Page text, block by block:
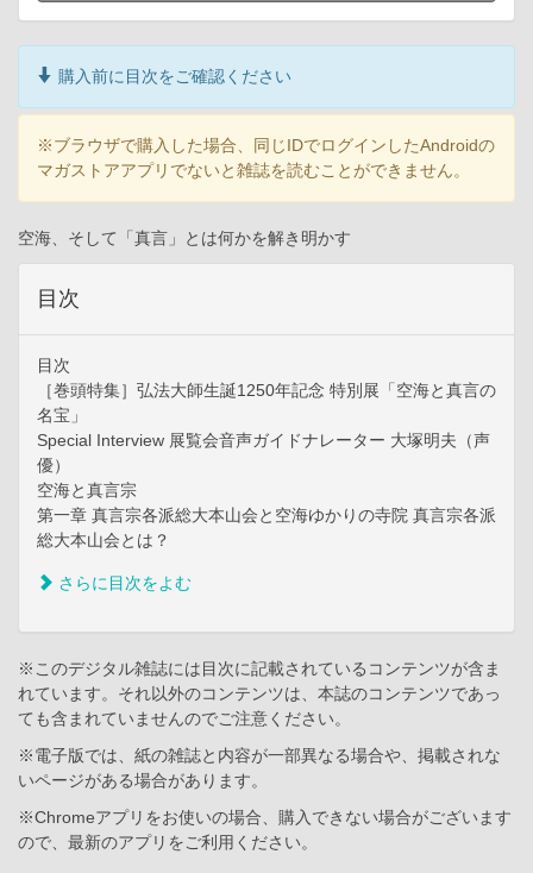
購入前に目次をご確認ください
※ブラウザで購入した場合、同じIDでログインしたAndroidの
マガストアアプリでないと雑誌を読むことができません。
空海、そして「真言」とは何かを解き明かす
目次
目次
［巻頭特集］弘法大師生誕1250年記念 特別展「空海と真言の
名宝」
Special Interview 展覧会音声ガイドナレーター 大塚明夫（声
優）
空海と真言宗
第一章 真言宗各派総大本山会と空海ゆかりの寺院 真言宗各派
総大本山会とは？
さらに目次をよむ
※このデジタル雑誌には目次に記載されているコンテンツが含ま
れています。それ以外のコンテンツは、本誌のコンテンツであっ
ても含まれていませんのでご注意ください。
※電子版では、紙の雑誌と内容が一部異なる場合や、掲載されな
いページがある場合があります。
※Chromeアプリをお使いの場合、購入できない場合がございます
ので、最新のアプリをご利用ください。